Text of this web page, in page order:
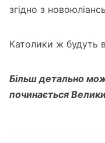
згідно з
Католики ж будуть
Більш детально
починається